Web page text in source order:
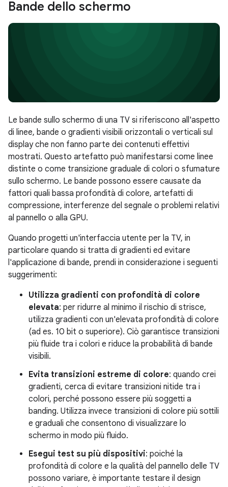
Bande dello schermo
Le bande sullo schermo di una TV si riferiscono all'aspetto
di linee, bande o gradienti visibili orizzontali o verticali sul
display che non fanno parte dei contenuti effettivi
mostrati. Questo artefatto può manifestarsi come linee
distinte o come transizione graduale di colori o sfumature
sullo schermo. Le bande possono essere causate da
fattori quali bassa profondità di colore, artefatti di
compressione, interferenze del segnale o problemi relativi
al pannello o alla GPU.
Quando progetti un'interfaccia utente per la TV, in
particolare quando si tratta di gradienti ed evitare
l'applicazione di bande, prendi in considerazione i seguenti
suggerimenti:
Utilizza gradienti con profondità di colore
elevata: per ridurre al minimo il rischio di strisce,
utilizza gradienti con un'elevata profondità di colore
(ad es. 10 bit o superiore). Ciò garantisce transizioni
più fluide tra i colori e riduce la probabilità di bande
visibili.
Evita transizioni estreme di colore: quando crei
gradienti, cerca di evitare transizioni nitide tra i
colori, perché possono essere più soggetti a
banding. Utilizza invece transizioni di colore più sottili
e graduali che consentono di visualizzare lo
schermo in modo più fluido.
Esegui test su più dispositivi: poiché la
profondità di colore e la qualità del pannello delle TV
possono variare, è importante testare il design